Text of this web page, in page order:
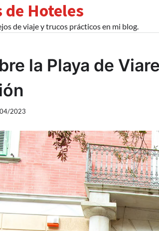
de Hoteles
de viaje y trucos prácticos en mi blog.
la Playa de
2023